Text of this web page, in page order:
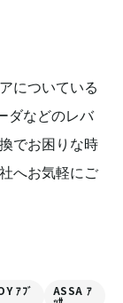
についている
ダなどのレバ
でお困りな時
へお気軽にご
ｱﾌﾞ ASSA ｱ